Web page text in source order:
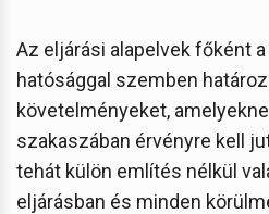
Az eljárási alapelvek főként
hatósággal szemben
követelményeket,
szakaszában érvényre kell
tehát külön említés nélkül
eljárásban és minden